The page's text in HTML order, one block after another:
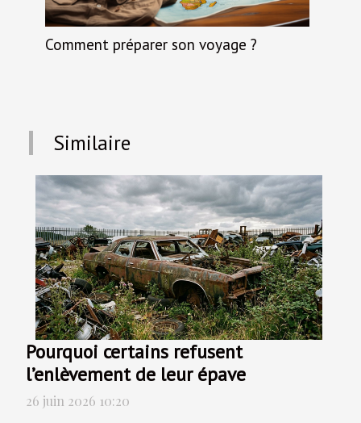
Comment préparer son voyage ?
Similaire
Pourquoi certains refusent
l’enlèvement de leur épave
26 juin 2026 10:20